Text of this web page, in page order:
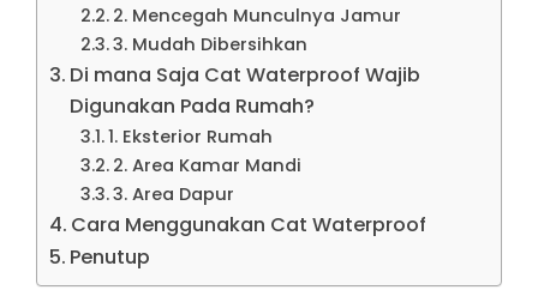
2. Mencegah Munculnya Jamur
3. Mudah Dibersihkan
Di mana Saja Cat Waterproof Wajib
Digunakan Pada Rumah?
1. Eksterior Rumah
2. Area Kamar Mandi
3. Area Dapur
Cara Menggunakan Cat Waterproof
Penutup